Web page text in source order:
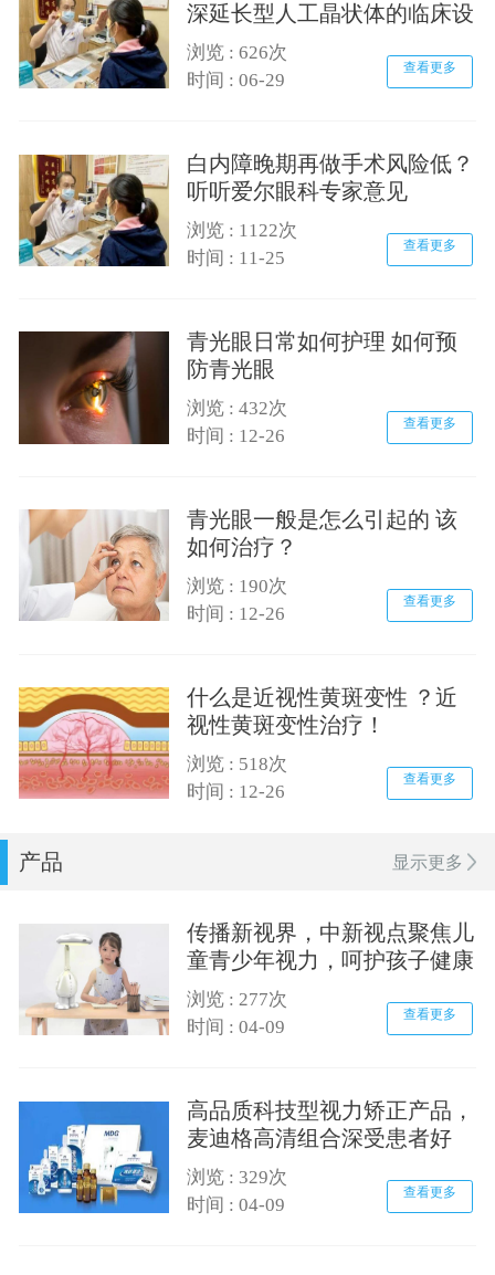
深延长型人工晶状体的临床设
计逻辑
浏览 : 626次
时间 : 06-29
查看更多
白内障晚期再做手术风险低？
听听爱尔眼科专家意见
浏览 : 1122次
时间 : 11-25
查看更多
青光眼日常如何护理 如何预
防青光眼
浏览 : 432次
时间 : 12-26
查看更多
青光眼一般是怎么引起的 该
如何治疗？
浏览 : 190次
时间 : 12-26
查看更多
什么是近视性黄斑变性 ？近
视性黄斑变性治疗！
浏览 : 518次
时间 : 12-26
查看更多
产品 显示更多
传播新视界，中新视点聚焦儿
童青少年视力，呵护孩子健康
成长
浏览 : 277次
时间 : 04-09
查看更多
高品质科技型视力矫正产品，
麦迪格高清组合深受患者好
评！
浏览 : 329次
时间 : 04-09
查看更多